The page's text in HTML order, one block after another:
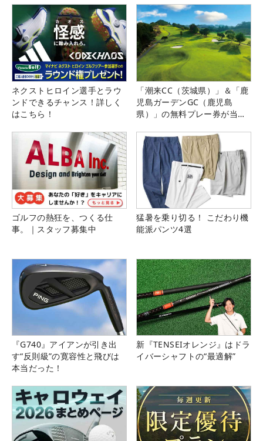
ネクストヒロイン選手とラウ
ンドできるチャンス！詳しく
はこちら！
「潮来CC（茨城県）」＆「鹿
児島ガーデンGC（鹿児島
県）」の無料プレー券が当た
ゴルフの熱狂を、つくる仕
事。｜スタッフ募集中
猛暑を乗り切る！ こだわり機
能派パンツ4選
『G740』アイアンが引き出
す“反則級”の寛容性と飛びは
本当だった！
新『TENSEIオレンジ』はドラ
イバーシャフトの“最適解”